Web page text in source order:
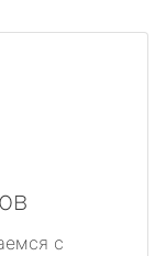
с